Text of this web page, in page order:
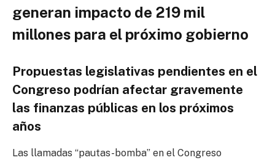
generan impacto de 219 mil
millones para el próximo gobierno
Propuestas legislativas pendientes en el
Congreso podrían afectar gravemente
las finanzas públicas en los próximos
años
Las llamadas “pautas-bomba” en el Congreso